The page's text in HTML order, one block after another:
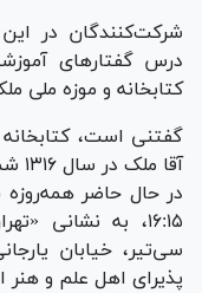
شرکت‌کنندگان در
درس گفتار‌های
کتابخانه و موزه ملی
گفتنی است،
۱۶:۱۵، به نشانی
سی‌تیر، خیابان
پذیرای اهل علم و